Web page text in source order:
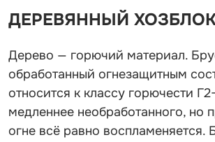
ДЕРЕВЯННЫЙ
Дерево — горючий материал.
обработанный огнезащитным
относится к классу горючести
медленнее необработанного, но
огне всё равно воспламеняется.